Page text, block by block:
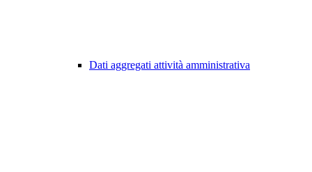
Dati aggregati attività amministrativa